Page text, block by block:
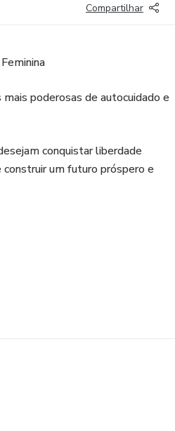
Compartilhar
poderosas de autocuidado e
conquistar liberdade
construir um futuro próspero e